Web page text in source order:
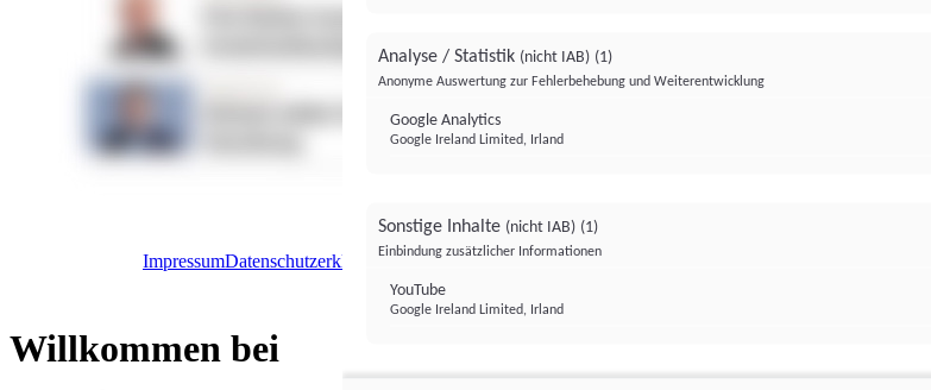
ImpressumDatenschutzerklärungDatenschutzeinstellungen
Willkommen bei
Analyse / Statistik (nicht IAB) (1)
Anonyme Auswertung zur Fehlerbehebung und Weiterentwicklung
Google Analytics
Google Ireland Limited, Irland
Sonstige Inhalte (nicht IAB) (1)
Einbindung zusätzlicher Informationen
YouTube
Google Ireland Limited, Irland